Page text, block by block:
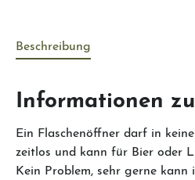
Beschreibung
Informationen
Ein Flaschenöffner darf in
zeitlos und kann für Bier oder
Kein Problem, sehr gerne